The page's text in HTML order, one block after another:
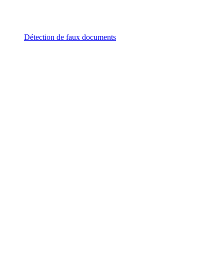
Détection de faux documents